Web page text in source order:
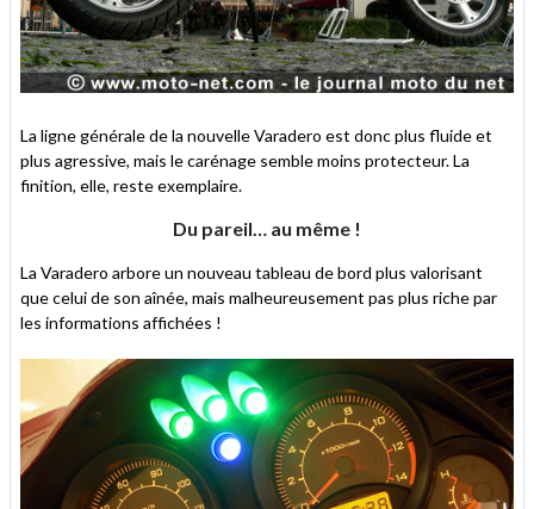
La ligne générale de la nouvelle Varadero est donc plus fluide et
plus agressive, mais le carénage semble moins protecteur. La
finition, elle, reste exemplaire.
Du pareil… au même !
La Varadero arbore un nouveau tableau de bord plus valorisant
que celui de son aînée, mais malheureusement pas plus riche par
les informations affichées !